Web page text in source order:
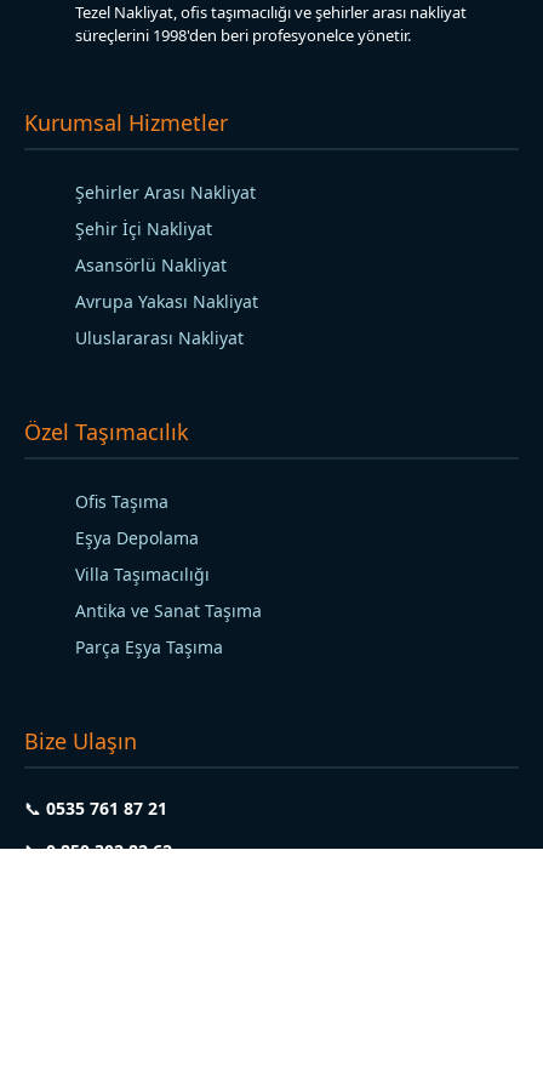
Tezel Nakliyat, ofis taşımacılığı ve şehirler arası nakliyat
süreçlerini 1998'den beri profesyonelce yönetir.
Kurumsal Hizmetler
Şehirler Arası Nakliyat
Şehir İçi Nakliyat
Asansörlü Nakliyat
Avrupa Yakası Nakliyat
Uluslararası Nakliyat
Özel Taşımacılık
Ofis Taşıma
Eşya Depolama
Villa Taşımacılığı
Antika ve Sanat Taşıma
Parça Eşya Taşıma
Bize Ulaşın
📞 0535 761 87 21
📞0 850 302 82 62